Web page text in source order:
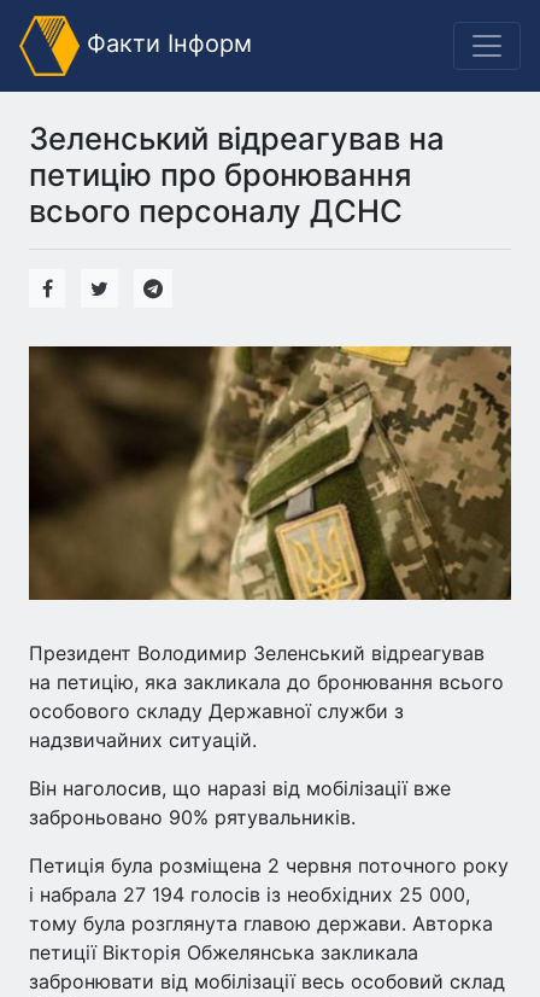
Факти Інформ
Зеленський відреагував на
петицію про бронювання
всього персоналу ДСНС
Президент Володимир Зеленський відреагував
на петицію, яка закликала до бронювання всього
особового складу Державної служби з
надзвичайних ситуацій.
Він наголосив, що наразі від мобілізації вже
заброньовано 90% рятувальників.
Петиція була розміщена 2 червня поточного року
і набрала 27 194 голосів із необхідних 25 000,
тому була розглянута главою держави. Авторка
петиції Вікторія Обжелянська закликала
забронювати від мобілізації весь особовий склад